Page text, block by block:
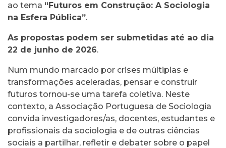
ao tema “Futuros em Construção: A Sociologia
na Esfera Pública”.
As propostas podem ser submetidas até ao dia
22 de junho de 2026.
Num mundo marcado por crises múltiplas e
transformações aceleradas, pensar e construir
futuros tornou-se uma tarefa coletiva. Neste
contexto, a Associação Portuguesa de Sociologia
convida investigadores/as, docentes, estudantes e
profissionais da sociologia e de outras ciências
sociais a partilhar, refletir e debater sobre o papel